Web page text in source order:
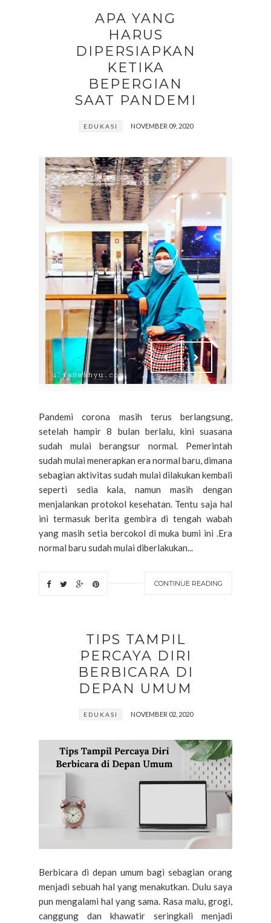
APA YANG
HARUS
DIPERSIAPKAN
KETIKA
BEPERGIAN
SAAT PANDEMI
EDUKASI NOVEMBER 09, 2020
Pandemi corona masih terus berlangsung,
setelah hampir 8 bulan berlalu, kini suasana
sudah mulai berangsur normal. Pemerintah
sudah mulai menerapkan era normal baru, dimana
sebagian aktivitas sudah mulai dilakukan kembali
seperti sedia kala, namun masih dengan
menjalankan protokol kesehatan. Tentu saja hal
ini termasuk berita gembira di tengah wabah
yang masih setia bercokol di muka bumi ini .Era
normal baru sudah mulai diberlakukan...
CONTINUE READING
TIPS TAMPIL
PERCAYA DIRI
BERBICARA DI
DEPAN UMUM
EDUKASI NOVEMBER 02, 2020
Berbicara di depan umum bagi sebagian orang
menjadi sebuah hal yang menakutkan. Dulu saya
pun mengalami hal yang sama. Rasa malu, grogi,
canggung dan khawatir seringkali menjadi